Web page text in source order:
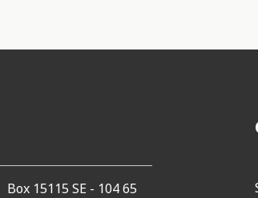
Box 15115 SE - 104 65